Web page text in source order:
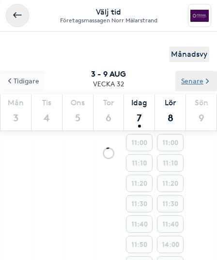
Välj tid
Företagsmassagen Norr Mälarstrand
Månadsvy
3 - 9 AUG
VECKA 32
Mån
3
Tis
4
Ons
5
Tor
6
Idag
7
Lör
8
Sön
9
Tidigare Senare
11:00
11:10
11:20
11:30
11:40
11:50
11:00
11:10
11:20
11:30
11:40
14:00